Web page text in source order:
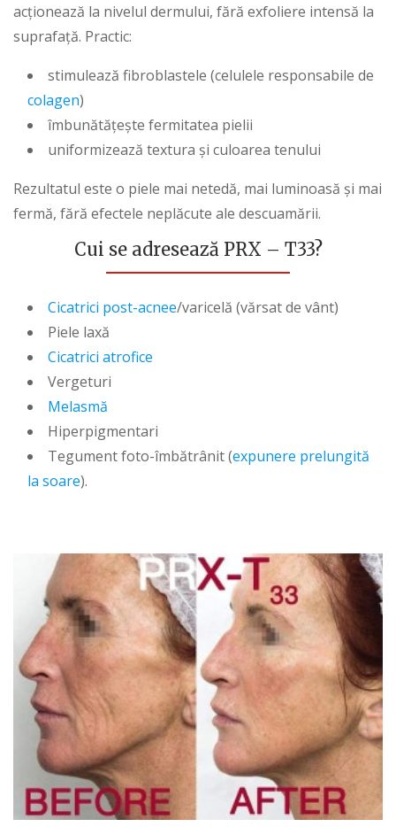
acționează la nivelul dermului, fără exfoliere intensă la
suprafață. Practic:
stimulează fibroblastele (celulele responsabile de
colagen)
îmbunătățește fermitatea pielii
uniformizează textura și culoarea tenului
Rezultatul este o piele mai netedă, mai luminoasă și mai
fermă, fără efectele neplăcute ale descuamării.
Cui se adresează PRX – T33?
Cicatrici post-acnee/varicelă (vărsat de vânt)
Piele laxă
Cicatrici atrofice
Vergeturi
Melasmă
Hiperpigmentari
Tegument foto-îmbătrânit (expunere prelungită
la soare).